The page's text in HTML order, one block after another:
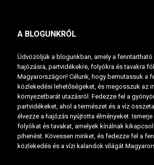
A BLOGUNKRÓL
Üdvözöljük a blogunkban, amely a fenntartható
hajózásra, partvidékekre, folyókra és tavakra
Magyarországon! Célunk, hogy bemutassuk a
közlekedési lehetőségeket, és megosszuk az
környezetbarát utazásról. Fedezze fel a
partvidékeket, ahol a természet és a víz
élvezze a hajózás nyújtotta élményeket.
folyókat és tavakat, amelyek kínálnak
pihenést. Kövessen minket, és fedezze fel a
közlekedés és a vízi kalandok világát